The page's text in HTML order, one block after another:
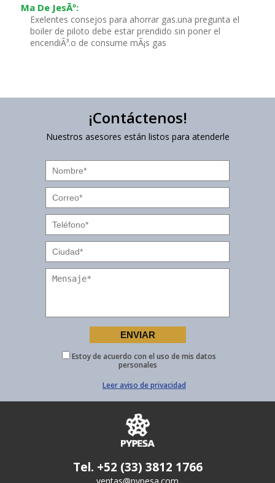
Ma De JesÃº:
Exelentes consejos para ahorrar gas.una pregunta el
boiler de piloto debe estar prendido sin poner el
encendiÃ³.o de consume mÃ¡s gas
¡Contáctenos!
Nuestros asesores están listos para atenderle
Estoy de acuerdo con el uso de mis datos
personales
Leer aviso de privacidad
Tel. +52 (33) 3812 1766